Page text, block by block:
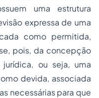
uma estrutura
expressa de uma
como permitida,
pois, da concepção
ou seja, uma
devida, associada
necessárias para que